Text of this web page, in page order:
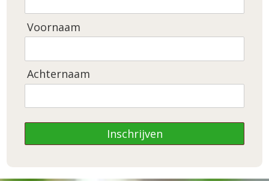
oktober 2023
januari 2023
mei 2022
maart 2022
december 2021
Voornaam
Achternaam
Inschrijven